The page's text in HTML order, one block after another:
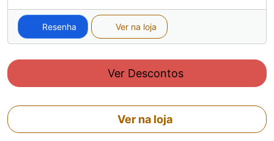
Resenha Ver na loja
Ver Descontos
Ver na loja